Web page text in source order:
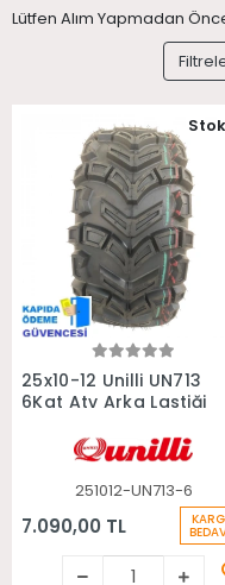
Lütfen Alım Yapmadan
Sepete Ekle
25x10-12 Unilli UN713
6Kat Atv Arka Lastiği
251012-UN713-6
7.090,00 TL